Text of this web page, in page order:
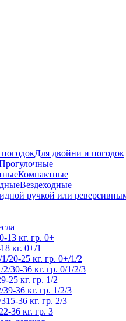
Для двойни и погодок
Компактные
Вездеходные
0-13 кг. гр. 0+
кг. 0+/1
0-25 кг. гр. 0+/1/2
0-36 кг. гр. 0/1/2/3
9-25 кг. гр. 1/2
9-36 кг. гр. 1/2/3
15-36 кг. гр. 2/3
22-36 кг. гр. 3